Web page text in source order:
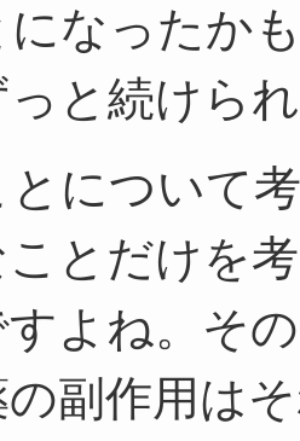
になったか
っと続けら
とについて
とだけを
すよね。そ
の副作用は